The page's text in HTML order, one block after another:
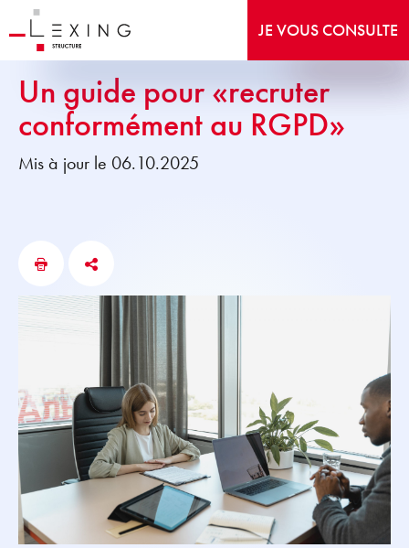
JE VOUS CONSULTE
Un guide pour «recruter
conformément au RGPD»
Mis à jour le 06.10.2025